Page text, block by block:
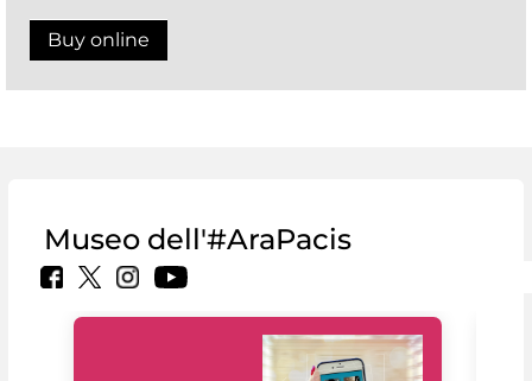
Buy online
Museo dell'#AraPacis